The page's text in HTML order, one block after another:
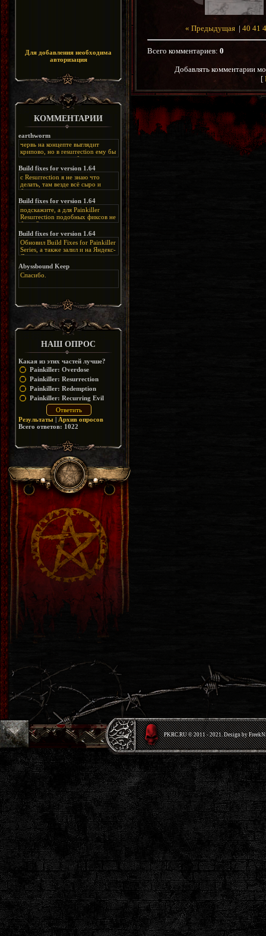
Для добавления необходима
авторизация
КОММЕНТАРИИ
earthworm
червь на концепте выглядит
крипово, но в resurrection ему бы
нашлось место, особенно в
каких-нибудь подземных
катакомбах. жаль, что половину
задумок там вырезали, зато и
рпгшности меньше. build fixes
спасибо что перезалили на
яндекс. а вот в комментах на
сайте у меня пару раз вылезала
левая вставка
https://uzbekmelbet.com/ru/
дико отвлекает от обсуждения
скринов.
Build fixes for version 1.64
с Resurrection я не знаю что
делать, там везде всё сыро и
баговано, от чего и заниматься
этим не хочется, тут либо играть
как есть или искать патчи для
этого дополнения на moddb,
либо же на крайняк играть мод
Resurrection, но настолько что не
особо уже и узнаётся
Build fixes for version 1.64
подскажите, а для Painkiller
Resurrection подобных фиксов не
будет?
Build fixes for version 1.64
Обновил Build Fixes for Painkiller
Series, а также залил и на Яндекс-
Диск
https://disk.yandex.ru/d/_zvZekuO5FTd3Q
Abyssbound Keep
Спасибо.
НАШ ОПРОС
Какая из этих частей лучше?
Painkiller: Overdose
Painkiller: Resurrection
Painkiller: Redemption
Painkiller: Recurring Evil
Результаты | Архив опросов
Всего ответов: 1022
« Предыдущая | 40 41
Всего комментариев: 0
Добавлять комментарии
[
PKRС.RU © 2011 - 2021. Design by